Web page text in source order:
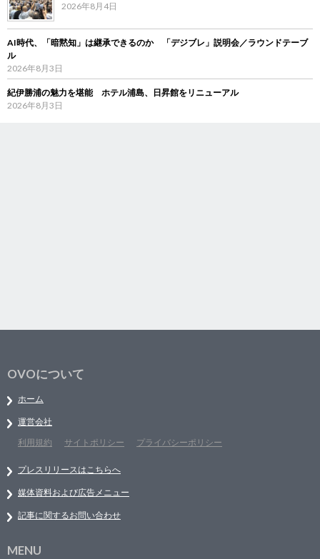
2026年8月4日
AI時代、「暗黙知」は継承できるのか 「デジブレ」説明会／ラウンドテーブ
ル
2026年8月3日
紀伊勝浦の魅力を堪能 ホテル浦島、日昇館をリニューアル
2026年8月3日
OVOについて
ホーム
運営会社
利用規約
サイトポリシー プライバシーポリシー
プレスリリースはこちらへ
媒体資料および広告メニュー
記事に関するお問い合わせ
MENU